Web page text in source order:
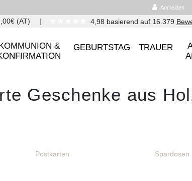
Anmelden
(AT) 4,98 basierend auf 16.379
KOMMUNION &
GEBURTSTAG TRAUER
Geschenke aus